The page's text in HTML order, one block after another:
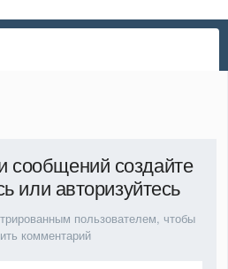
сообщений создайте
или авторизуйтесь
пользователем, чтобы
комментарий